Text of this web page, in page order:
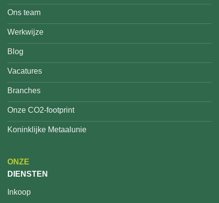
Ons team
Werkwijze
Blog
Vacatures
Branches
Onze CO2-footprint
Koninklijke Metaalunie
ONZE
DIENSTEN
Inkoop